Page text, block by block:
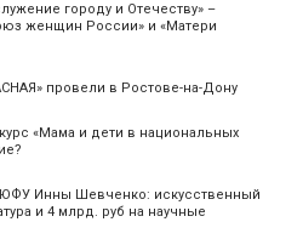
городу и Отечеству» –
женщин России» и «Матери
провели в Ростове-на-Дону
«Мама и дети в национальных
Инны Шевченко: искусственный
и 4 млрд. руб на научные